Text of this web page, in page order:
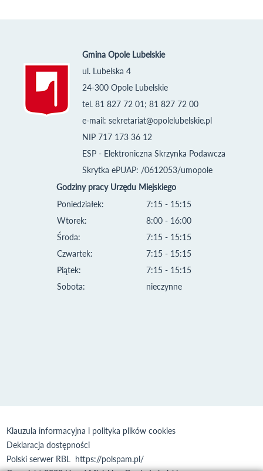
Gmina Opole Lubelskie
ul. Lubelska 4
24-300 Opole Lubelskie
tel. 81 827 72 01; 81 827 72 00
e-mail: sekretariat@opolelubelskie.pl
NIP 717 173 36 12
ESP - Elektroniczna Skrzynka Podawcza
Skrytka ePUAP: /0612053/umopole
Godziny pracy Urzędu Miejskiego
Poniedziałek:
Wtorek:
Środa:
Czwartek:
Piątek:
Sobota:
7:15 - 15:15
8:00 - 16:00
7:15 - 15:15
7:15 - 15:15
7:15 - 15:15
nieczynne
Klauzula informacyjna i polityka plików cookies
Deklaracja dostępności
Polski serwer RBL https://polspam.pl/